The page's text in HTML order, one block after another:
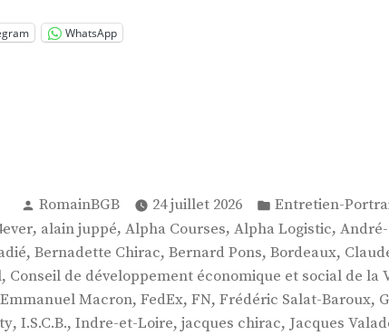
WhatsApp
Publié
par
RomainBGB 24 juillet 2026
Publié
dans
Entretien-
:
, alain juppé, Alpha Courses, Alpha Logistic,
, Bernadette Chirac, Bernard Pons, Bordeaux,
, Conseil de développement économique et social de la
Emmanuel Macron, FedEx, FN, Frédéric Salat-Baroux,
, I.S.C.B., Indre-et-Loire, jacques chirac, Jacques